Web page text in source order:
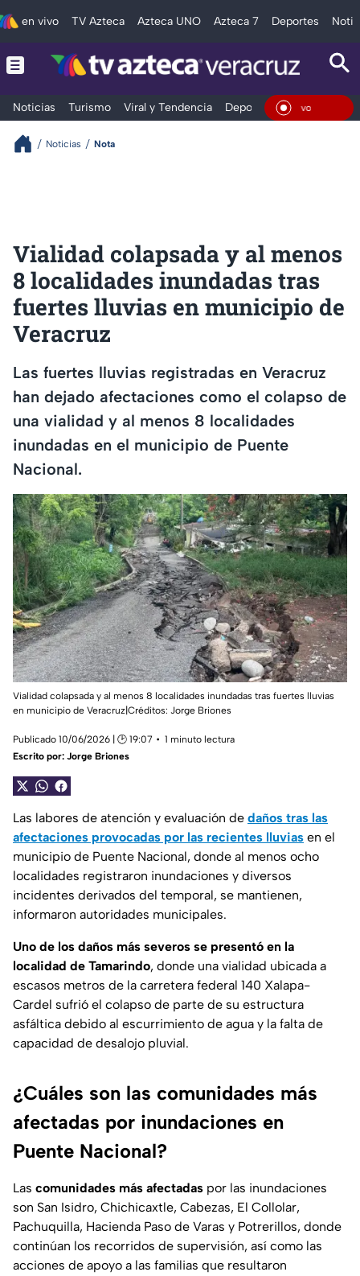
en vivo TV Azteca Azteca UNO Azteca 7 Deportes
Noticias Turismo Viral y Tendencia Deportes Espectáculos
En
Noticias Nota
Vialidad colapsada y al menos
8 localidades inundadas tras
fuertes lluvias en municipio de
Veracruz
Las fuertes lluvias registradas en Veracruz
han dejado afectaciones como el colapso de
una vialidad y al menos 8 localidades
inundadas en el municipio de Puente
Nacional.
Vialidad colapsada y al menos 8 localidades inundadas tras fuertes lluvias
en municipio de Veracruz|Créditos: Jorge Briones
Publicado 10/06/2026 | 🕑 19:07
1 minuto lectura
Escrito por: Jorge Briones
Las labores de atención y evaluación de daños tras las
afectaciones provocadas por las recientes lluvias en el
municipio de Puente Nacional, donde al menos ocho
localidades registraron inundaciones y diversos
incidentes derivados del temporal, se mantienen,
informaron autoridades municipales.
Uno de los daños más severos se presentó en la
localidad de Tamarindo, donde una vialidad ubicada a
escasos metros de la carretera federal 140 Xalapa-
Cardel sufrió el colapso de parte de su estructura
asfáltica debido al escurrimiento de agua y la falta de
capacidad de desalojo pluvial.
¿Cuáles son las comunidades más
afectadas por inundaciones en
Puente Nacional?
Las comunidades más afectadas por las inundaciones
son San Isidro, Chichicaxtle, Cabezas, El Collolar,
Pachuquilla, Hacienda Paso de Varas y Potrerillos, donde
continúan los recorridos de supervisión, así como las
acciones de apoyo a las familias que resultaron